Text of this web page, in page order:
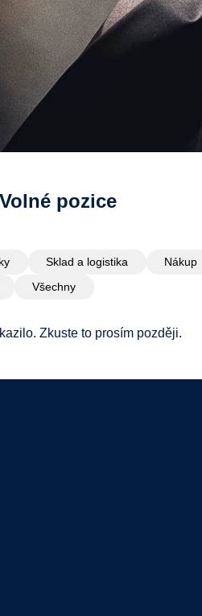
Volné pozice
Sklad a logistika Nákup
Všechny
Zkuste to prosím později.